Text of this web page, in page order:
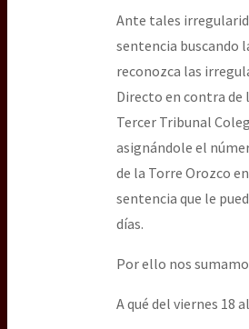
Ante tales
sentencia buscando
reconozca las
Directo en contra de
Tercer Tribunal
asignándole el
de la Torre Orozco
sentencia que le
días.
Por ello nos
A qué del viernes 18